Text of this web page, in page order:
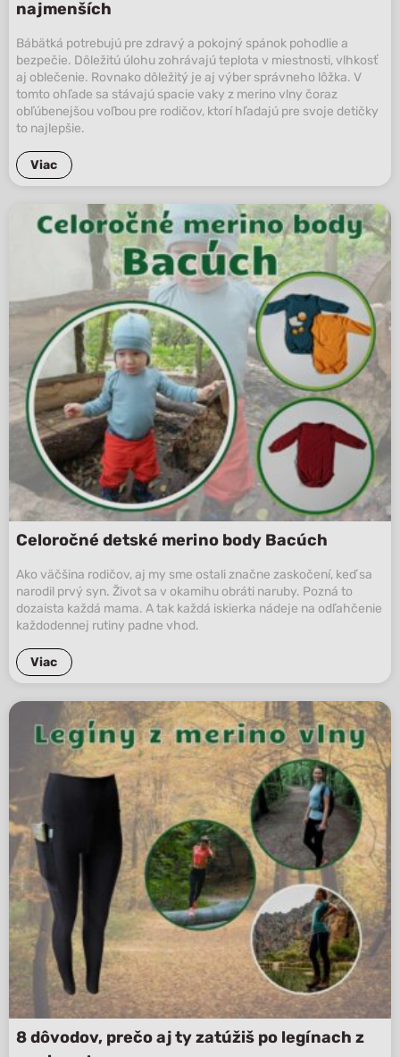
najmenších
Bábätká potrebujú pre zdravý a pokojný spánok pohodlie a
bezpečie. Dôležitú úlohu zohrávajú teplota v miestnosti, vlhkosť
aj oblečenie. Rovnako dôležitý je aj výber správneho lôžka. V
tomto ohľade sa stávajú spacie vaky z merino vlny čoraz
obľúbenejšou voľbou pre rodičov, ktorí hľadajú pre svoje detičky
to najlepšie.
Viac
Celoročné detské merino body Bacúch
Ako väčšina rodičov, aj my sme ostali značne zaskočení, keď sa
narodil prvý syn. Život sa v okamihu obráti naruby. Pozná to
dozaista každá mama. A tak každá iskierka nádeje na odľahčenie
každodennej rutiny padne vhod.
Viac
8 dôvodov, prečo aj ty zatúžiš po legínach z